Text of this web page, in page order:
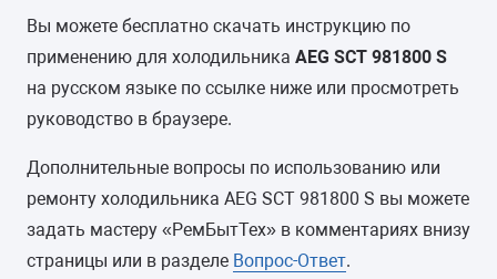
Вы можете бесплатно скачать инструкцию по
применению для холодильника AEG SCT 981800 S
на русском языке по ссылке ниже или просмотреть
руководство в браузере.
Дополнительные вопросы по использованию или
ремонту холодильника AEG SCT 981800 S вы можете
задать мастеру «РемБытТех» в комментариях внизу
страницы или в разделе Вопрос-Ответ.